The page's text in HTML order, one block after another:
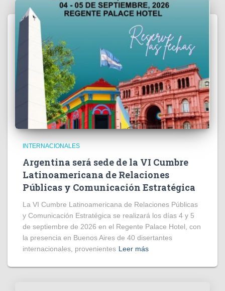
INTERNACIONALES
Argentina será sede de la VI Cumbre
Latinoamericana de Relaciones
Públicas y Comunicación Estratégica
La VI Cumbre Latinoamericana de Relaciones Públicas
y Comunicación Estratégica se realizará los días 4 y 5
de septiembre de 2026 en el Regente Palace Hotel, con
la presencia en Buenos Aires de 40 disertantes
internacionales, provenientes Leer más